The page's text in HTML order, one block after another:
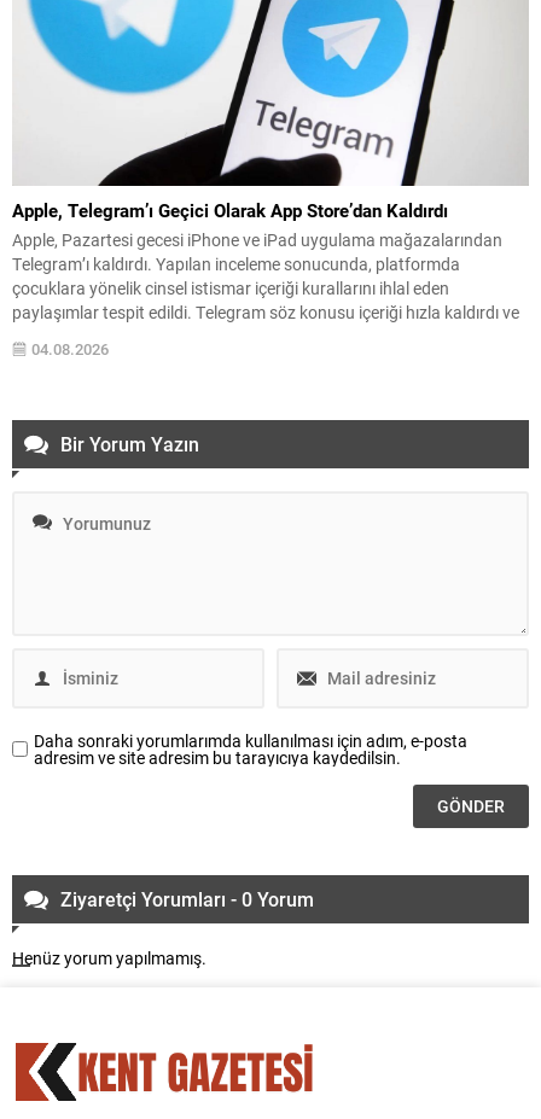
Apple, Telegram’ı Geçici Olarak App Store’dan Kaldırdı
Apple, Pazartesi gecesi iPhone ve iPad uygulama mağazalarından
Telegram’ı kaldırdı. Yapılan inceleme sonucunda, platformda
çocuklara yönelik cinsel istismar içeriği kurallarını ihlal eden
paylaşımlar tespit edildi. Telegram söz konusu içeriği hızla kaldırdı ve
paylaşımı yapan kullanıcıyı engelledi; bu adımların ardından uygulama
yeniden App Store’da yer aldı. Apple’ın İncelemesi ve Telegram’ın
04.08.2026
Bir Yorum Yazın
Daha sonraki yorumlarımda kullanılması için adım, e-posta
adresim ve site adresim bu tarayıcıya kaydedilsin.
Ziyaretçi Yorumları - 0 Yorum
Henüz yorum yapılmamış.